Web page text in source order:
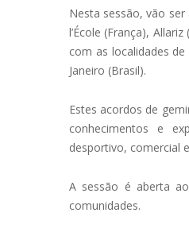
Nesta sessão, vão
l’École (França),
com as localidades de
Janeiro (Brasil).
Estes acordos de
conhecimentos e
desportivo, comercial
A sessão é aberta
comunidades.